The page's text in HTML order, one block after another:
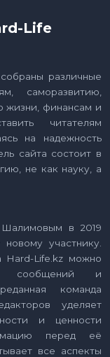
Life
различные
саморазвитию,
жизни, финансам и
читателям
на надежность
сайта состоит в
не как науку, а
в 2019
участнику.
Hard-Life.kz можно
сообщений и
команда
уделяет
и ценности
перед её
все аспекты